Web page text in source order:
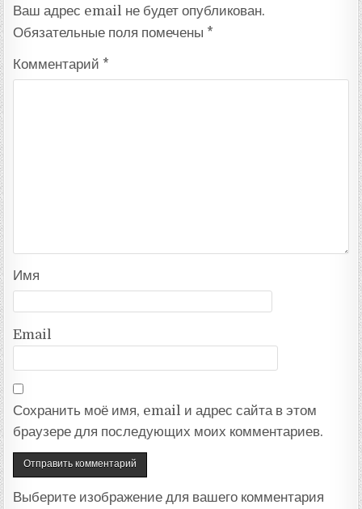
Ваш адрес email не будет опубликован.
Обязательные поля помечены *
Комментарий *
Имя
Email
Сохранить моё имя, email и адрес сайта в этом
браузере для последующих моих комментариев.
Выберите изображение для вашего комментария